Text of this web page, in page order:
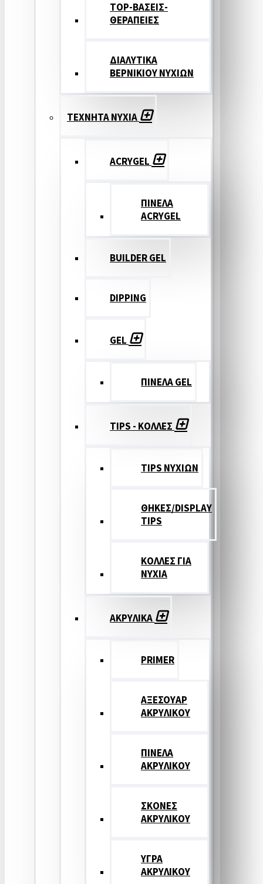
TOP-ΒΑΣΕΙΣ-
ΘΕΡΑΠΕΙΕΣ
ΔΙΑΛΥΤΙΚΑ
ΒΕΡΝΙΚΙΟΥ ΝΥΧΙΩΝ
ΤΕΧΝΗΤΑ ΝΥΧΙΑ
ACRYGEL
ΠΙΝΕΛΑ
ACRYGEL
BUILDER GEL
DIPPING
GEL
ΠΙΝΕΛΑ GEL
TIPS - ΚΟΛΛΕΣ
TIPS ΝΥΧΙΩΝ
ΘΗΚΕΣ/DISPLAY
TIPS
ΚΟΛΛΕΣ ΓΙΑ
ΝΥΧΙΑ
ΑΚΡΥΛΙΚΑ
PRIMER
ΑΞΕΣΟΥΑΡ
ΑΚΡΥΛΙΚΟΥ
ΠΙΝΕΛΑ
ΑΚΡΥΛΙΚΟΥ
ΣΚΟΝΕΣ
ΑΚΡΥΛΙΚΟΥ
ΥΓΡΑ
ΑΚΡΥΛΙΚΟΥ